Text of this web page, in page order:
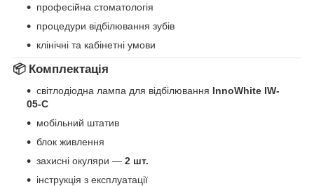
професійна стоматологія
процедури відбілювання зубів
клінічні та кабінетні умови
📦 Комплектація
світлодіодна лампа для відбілювання InnoWhite IW-
05-C
мобільний штатив
блок живлення
захисні окуляри — 2 шт.
інструкція з експлуатації